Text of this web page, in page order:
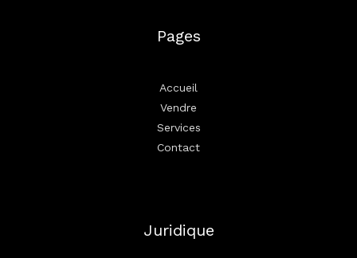
Pages
Accueil
Vendre
Services
Contact
Juridique